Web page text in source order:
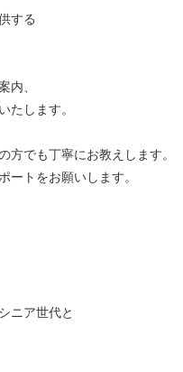
する
内、
たします。
方でも丁寧にお教えします。
ートをお願いします。
ニア世代と